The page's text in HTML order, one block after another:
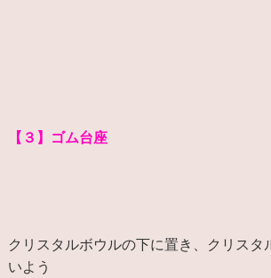
【３】ゴム台座
クリスタルボウルの下に置き、クリスタ
いよう